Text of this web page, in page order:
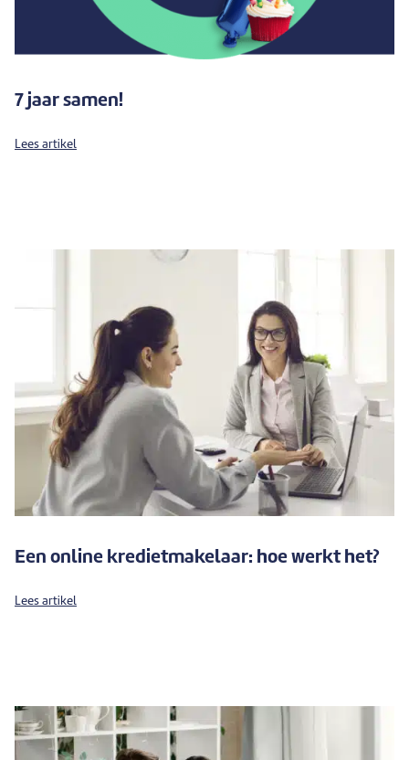
7 jaar samen!
Lees artikel
Een online kredietmakelaar: hoe werkt het?
Lees artikel